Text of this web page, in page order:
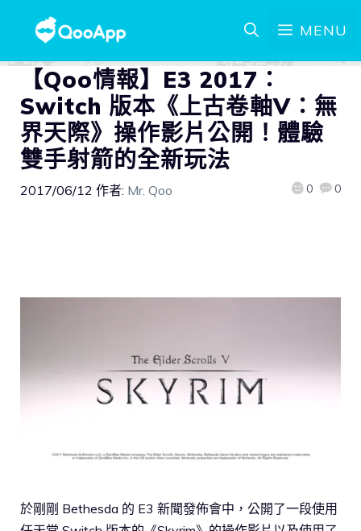
MENU
【Qoo情報】E3 2017：
Switch 版本《上古卷軸V：無
界天際》操作影片公開！體驗
雙手射箭的全新玩法
2017/06/12 作者: Mr. Qoo 0 0
於剛剛 Bethesda 的 E3 新聞發佈會中，公開了一段使用